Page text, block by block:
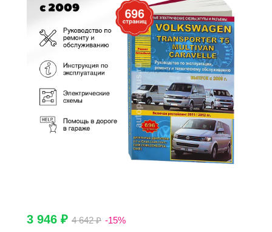
3 946 ₽ 4 642 ₽ -15%